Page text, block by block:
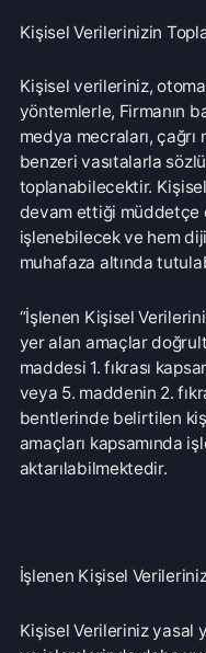
benzeri vasıtalarla sözlü,
toplanabilecektir. Kişisel
işlenebilecek ve hem
muhafaza altında
“İşlenen Kişisel Verileriniz
yer alan amaçlar
maddesi 1. fıkrası
veya 5. maddenin 2.
bentlerinde belirtilen
aktarılabilmektedir.
İşlenen Kişisel Verileriniz
Kişisel Verileriniz yasal
ve işlemlerinde daha
Bu kapsamda kişisel veri
toplanmaktadır: